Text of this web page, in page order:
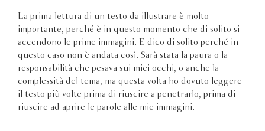
La prima lettura di un testo da illustrare è molto
importante, perché è in questo momento che di solito si
accendono le prime immagini. E dico di solito perché in
questo caso non è andata così. Sarà stata la paura o la
responsabilità che pesava sui miei occhi, o anche la
complessità del tema, ma questa volta ho dovuto leggere
il testo più volte prima di riuscire a penetrarlo, prima di
riuscire ad aprire le parole alle mie immagini.